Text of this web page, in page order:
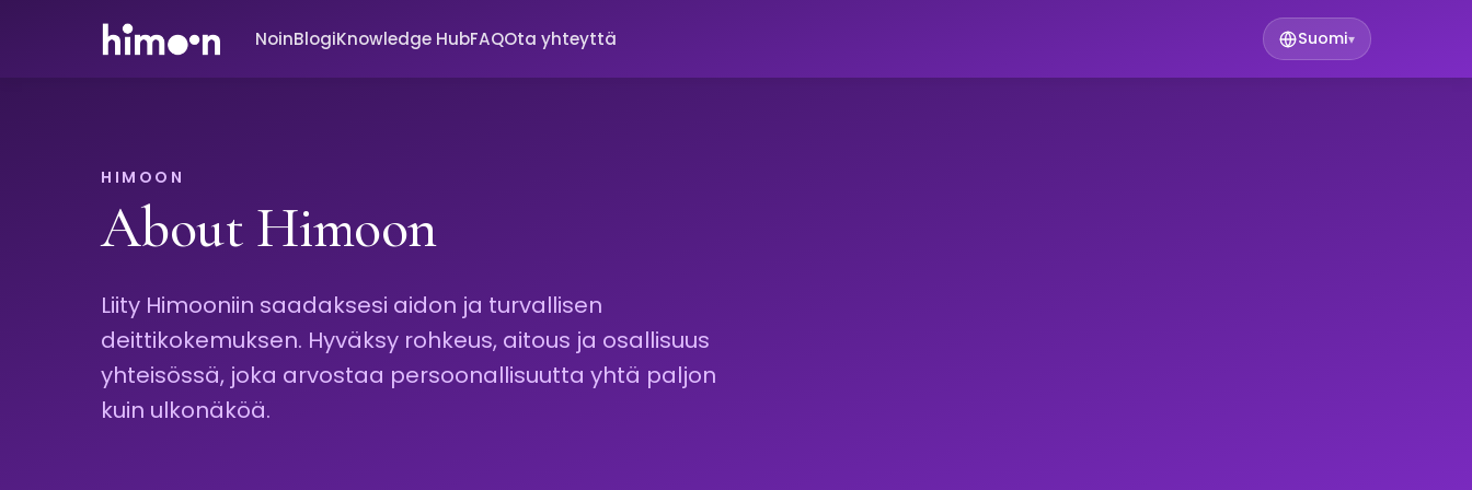
NoinBlogiKnowledge HubFAQOta yhteyttä Suomi▾
HIMOON
About Himoon
Liity Himooniin saadaksesi aidon ja turvallisen
deittikokemuksen. Hyväksy rohkeus, aitous ja osallisuus
yhteisössä, joka arvostaa persoonallisuutta yhtä paljon
kuin ulkonäköä.